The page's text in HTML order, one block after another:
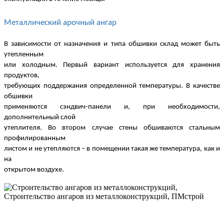
Металлический арочный ангар
В зависимости от назначения и типа обшивки склад может быть
утепленным
или холодным. Первый вариант используется для хранения
продуктов,
требующих поддержания определенной температуры. В качестве
обшивки
применяются сэндвич-панели и, при необходимости,
дополнительный слой
утеплителя. Во втором случае стены обшиваются стальным
профилированным
листом и не утепляются – в помещении такая же температура, как и
на
открытом воздухе.